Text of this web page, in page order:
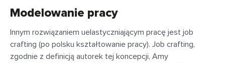
Modelowanie pracy
Innym rozwiązaniem uelastyczniającym pracę jest job
crafting (po polsku kształtowanie pracy). Job crafting,
zgodnie z definicją autorek tej koncepcji, Amy